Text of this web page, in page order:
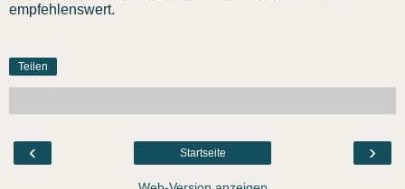
empfehlenswert.
Teilen
‹ ›
Startseite